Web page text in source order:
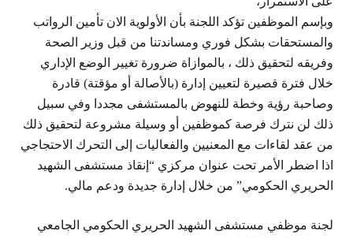
وبإسم الموظفين تؤكد اللجنة بأن الأولوية الان تأمين الرواتب
والمستحقات بشكل فوري ومساندتنا من قبل وزير الصحة
وفريقه لتحقيق ذلك ، بالموازاة ضرورة تغيير الوضع الإداري
خلال فترة قصيرة لتعيين إدارة (بالأصالة أو مؤقتة) قادرة
وصاحبة رؤية وخطة للنهوض بالمستشفى مجددا وفي سبيل
ذلك لن نترك فرصة كموظفين أو وسيلة مشروعة لتحقيق ذلك
من عقد لقاءات مع المعنيين والفعاليات إلى التحرك الاحتجاجي
اذا اضطر الأمر تحت عنوان مركزي “إنقاذ مستشفى الشهيد
الحريري الحكومي” من خلال إدارة جديدة ودعم مالي.
لجنة موظفي مستشفى الشهيد الحريري الحكومي الجامعي